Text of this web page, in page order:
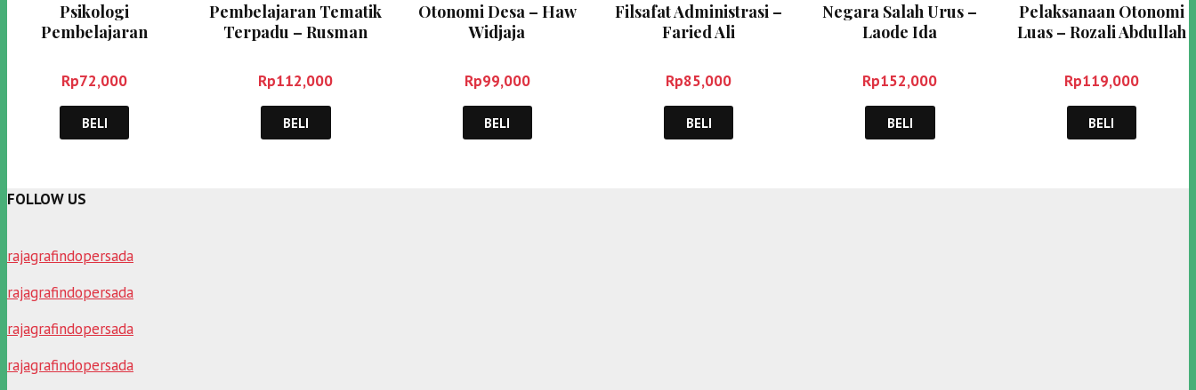
Psikologi
Pembelajaran
Islam- Tohirin
Rp72,000
BELI
Pembelajaran Tematik
Terpadu – Rusman
Rp112,000
BELI
Otonomi Desa – Haw
Widjaja
Rp99,000
BELI
Filsafat Administrasi –
Faried Ali
Rp85,000
BELI
Negara Salah Urus –
Laode Ida
Rp152,000
BELI
Pelaksanaan Otonomi
Luas – Rozali Abdullah
Rp119,000
BELI
FOLLOW US
rajagrafindopersada
rajagrafindopersada
rajagrafindopersada
rajagrafindopersada